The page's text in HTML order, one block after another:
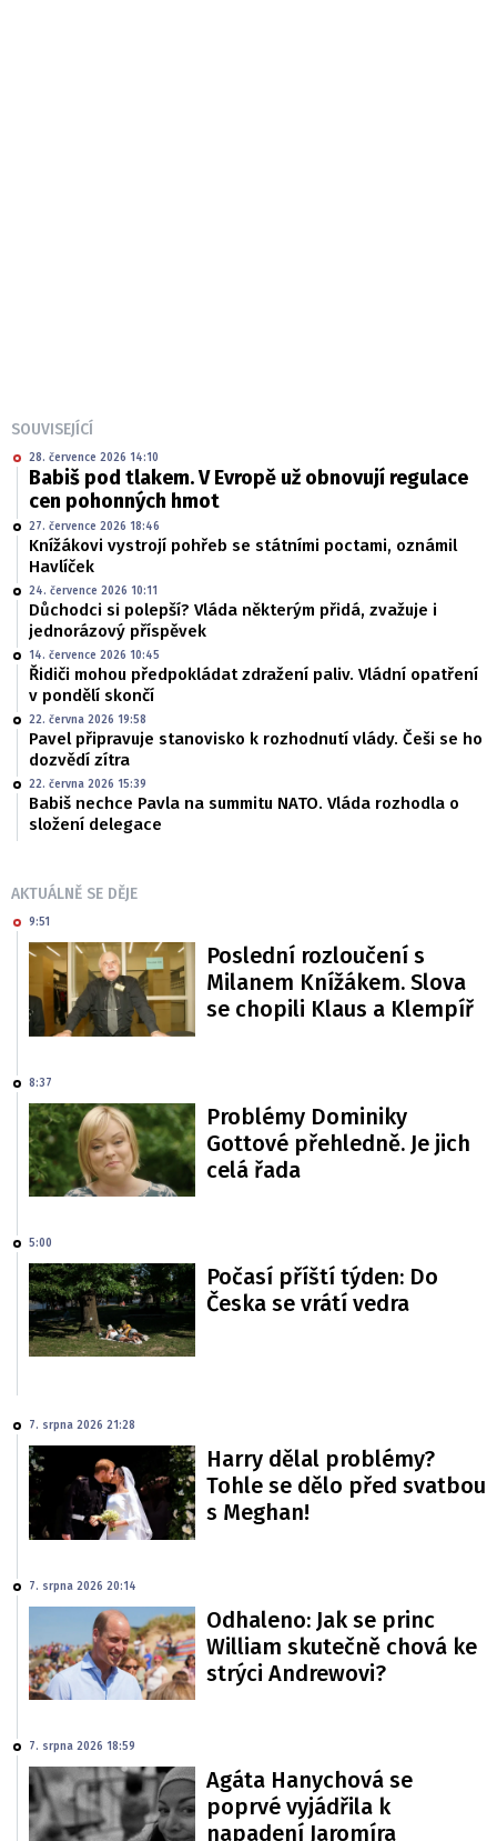
SOUVISEJÍCÍ
28. července 2026 14:10
Babiš pod tlakem. V Evropě už obnovují regulace
cen pohonných hmot
27. července 2026 18:46
Knížákovi vystrojí pohřeb se státními poctami, oznámil
Havlíček
24. července 2026 10:11
Důchodci si polepší? Vláda některým přidá, zvažuje i
jednorázový příspěvek
14. července 2026 10:45
Řidiči mohou předpokládat zdražení paliv. Vládní opatření
v pondělí skončí
22. června 2026 19:58
Pavel připravuje stanovisko k rozhodnutí vlády. Češi se ho
dozvědí zítra
22. června 2026 15:39
Babiš nechce Pavla na summitu NATO. Vláda rozhodla o
složení delegace
AKTUÁLNĚ SE DĚJE
9:51
Poslední rozloučení s
Milanem Knížákem. Slova
se chopili Klaus a Klempíř
8:37
Problémy Dominiky
Gottové přehledně. Je jich
celá řada
5:00
Počasí příští týden: Do
Česka se vrátí vedra
7. srpna 2026 21:28
Harry dělal problémy?
Tohle se dělo před svatbou
s Meghan!
7. srpna 2026 20:14
Odhaleno: Jak se princ
William skutečně chová ke
strýci Andrewovi?
7. srpna 2026 18:59
Agáta Hanychová se
poprvé vyjádřila k
napadení Jaromíra